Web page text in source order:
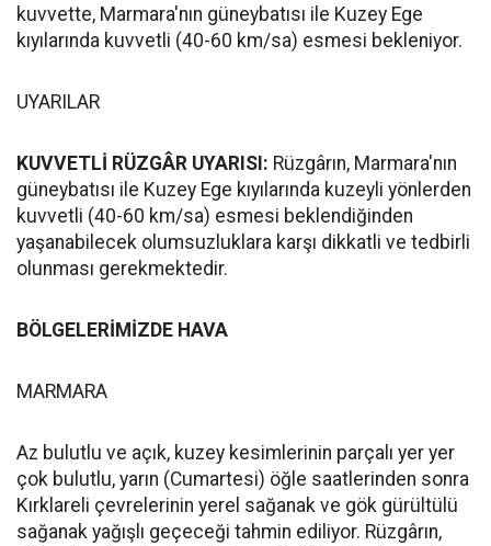
kuvvette, Marmara'nın güneybatısı ile Kuzey Ege
kıyılarında kuvvetli (40-60 km/sa) esmesi bekleniyor.
UYARILAR
KUVVETLİ RÜZGÂR UYARISI: Rüzgârın, Marmara'nın
güneybatısı ile Kuzey Ege kıyılarında kuzeyli yönlerden
kuvvetli (40-60 km/sa) esmesi beklendiğinden
yaşanabilecek olumsuzluklara karşı dikkatli ve tedbirli
olunması gerekmektedir.
BÖLGELERİMİZDE HAVA
MARMARA
Az bulutlu ve açık, kuzey kesimlerinin parçalı yer yer
çok bulutlu, yarın (Cumartesi) öğle saatlerinden sonra
Kırklareli çevrelerinin yerel sağanak ve gök gürültülü
sağanak yağışlı geçeceği tahmin ediliyor. Rüzgârın,